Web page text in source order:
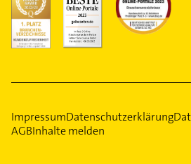
ImpressumDatenschutzerklärung
AGBInhalte melden